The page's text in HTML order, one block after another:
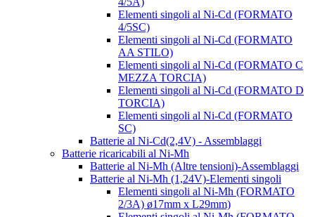
Elementi singoli al Ni-Cd (FORMATO
4/5SC)
Elementi singoli al Ni-Cd (FORMATO
AA STILO)
Elementi singoli al Ni-Cd (FORMATO C
MEZZA TORCIA)
Elementi singoli al Ni-Cd (FORMATO D
TORCIA)
Elementi singoli al Ni-Cd (FORMATO
SC)
Batterie al Ni-Cd(2,4V) - Assemblaggi
Batterie ricaricabili al Ni-Mh
Batterie al Ni-Mh (Altre tensioni)-Assemblaggi
Batterie al Ni-Mh (1,24V)-Elementi singoli
Elementi singoli al Ni-Mh (FORMATO
2/3A) ø17mm x L29mm)